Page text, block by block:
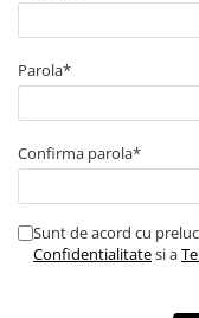
Parola*
Confirma parola*
Sunt de acord cu
Confidentialitatesi a